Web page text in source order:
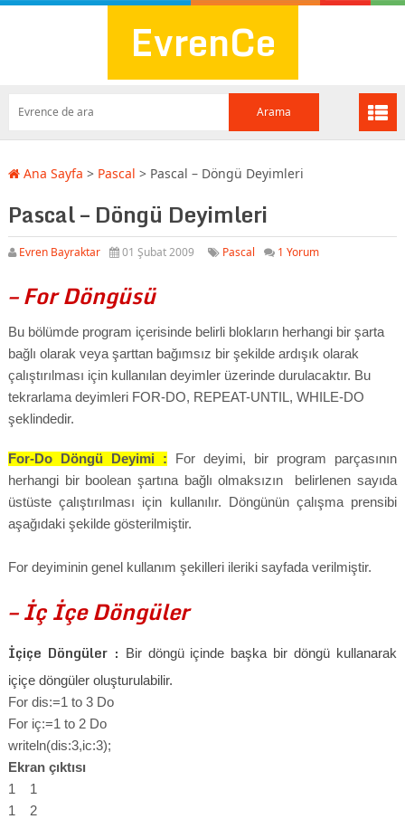
EvrenCe
Ana Sayfa > Pascal > Pascal – Döngü Deyimleri
Pascal – Döngü Deyimleri
Evren Bayraktar 01 Şubat 2009 Pascal 1 Yorum
– For Döngüsü
Bu bölümde program içerisinde belirli blokların herhangi bir şarta
bağlı olarak veya şarttan bağımsız bir şekilde ardışık olarak
çalıştırılması için kullanılan deyimler üzerinde durulacaktır. Bu
tekrarlama deyimleri FOR-DO, REPEAT-UNTIL, WHILE-DO
şeklindedir.
For-Do Döngü Deyimi : For deyimi, bir program parçasının
herhangi bir boolean şartına bağlı olmaksızın belirlenen sayıda
üstüste çalıştırılması için kullanılır. Döngünün çalışma prensibi
aşağıdaki şekilde gösterilmiştir.
For deyiminin genel kullanım şekilleri ileriki sayfada verilmiştir.
– İç İçe Döngüler
İçiçe Döngüler :
Bir döngü içinde başka bir döngü kullanarak
içiçe döngüler oluşturulabilir.
For dis:=1 to 3 Do
For iç:=1 to 2 Do
writeln(dis:3,ic:3);
Ekran çıktısı
1 1
1 2